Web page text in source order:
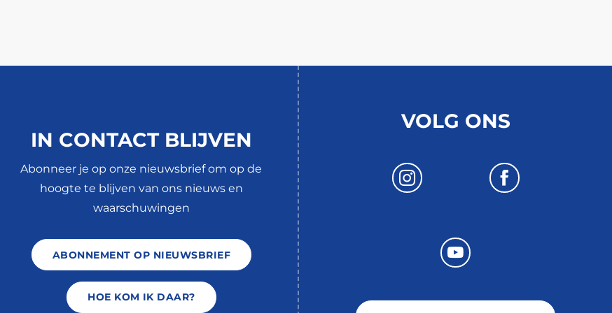
IN CONTACT BLIJVEN
Abonneer je op onze nieuwsbrief om op de
hoogte te blijven van ons nieuws en
waarschuwingen
ABONNEMENT OP NIEUWSBRIEF
HOE KOM IK DAAR?
VOLG ONS